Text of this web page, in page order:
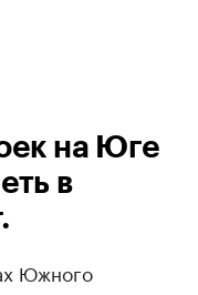
на Юге
в
Южного